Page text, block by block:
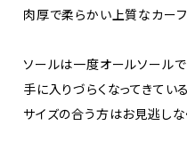
肉厚で柔らかい上質なカー
ソールは一度オールソールで
手に入りづらくなってきてい
サイズの合う方はお見逃しな